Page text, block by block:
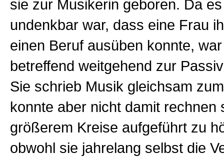
sie zur Musikerin geboren. Da
undenkbar war, dass eine Frau
einen Beruf ausüben konnte,
betreffend weitgehend zur
Sie schrieb Musik gleichsam
konnte aber nicht damit rechnen
größerem Kreise aufgeführt zu
obwohl sie jahrelang selbst die